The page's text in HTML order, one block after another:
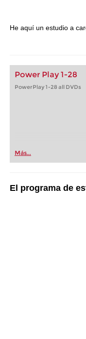
He aquí un estudio a
Power Play 1-28
PowerPlay 1-28 all DVDs
Más...
El programa de